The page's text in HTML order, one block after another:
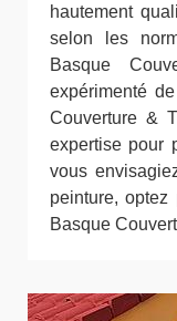
hautement
selon les
Basque
expérimenté
Couverture &
expertise pour
vous
peinture,
Basque